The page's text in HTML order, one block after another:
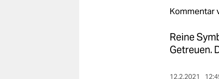
Kommentar
Reine
Getreuen.
12.2.2021